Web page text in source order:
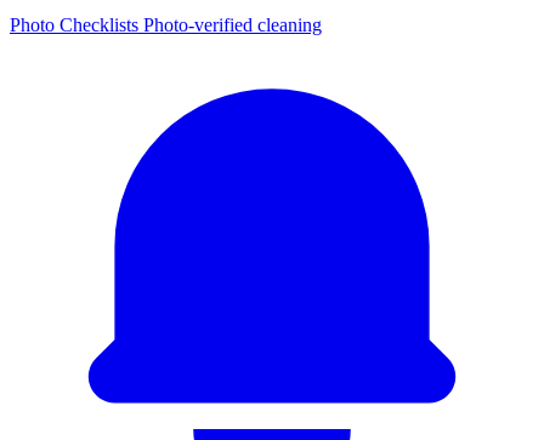
Photo Checklists Photo-verified cleaning